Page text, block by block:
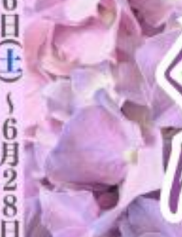
期間限定 杵築市 津久
火焼き 焼き菓子 犬 玖珠
神社 祭り 秋 移
自転車 臼杵市 舞台
公共施設 観光 観光スポット
農業文化公園 道の駅 鉄道ジオ
開院 韓国 韓国料理 音楽
検索